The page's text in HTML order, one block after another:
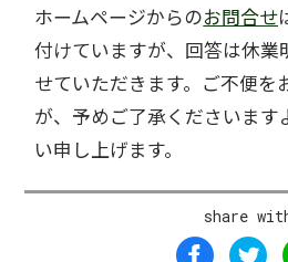
ホームページからのお問合せ
付けていますが、回答は休業
せていただきます。ご不便を
が、予めご了承くださいま
い申し上げます。
share